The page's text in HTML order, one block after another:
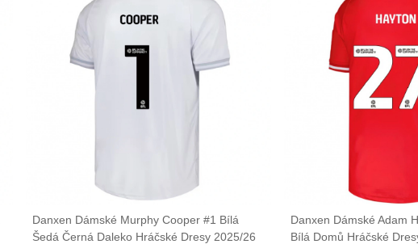
Danxen Dámské Murphy Cooper #1 Bílá
Šedá Černá Daleko Hráčské Dresy 2025/26
Danxen Dámské Adam
Bílá Domů Hráčské